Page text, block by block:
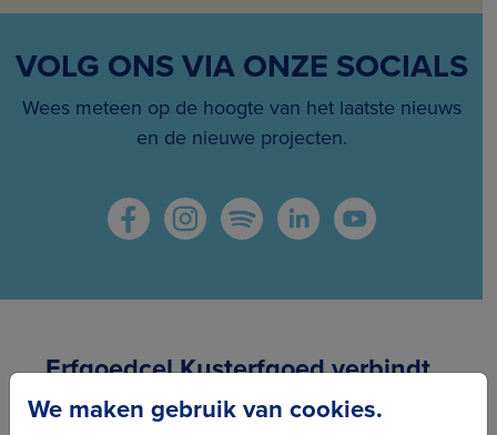
VOLG ONS VIA ONZE SOCIALS
Wees meteen op de hoogte van het laatste nieuws
en de nieuwe projecten.
Erfgoedcel Kusterfgoed verbindt
We maken gebruik van cookies.